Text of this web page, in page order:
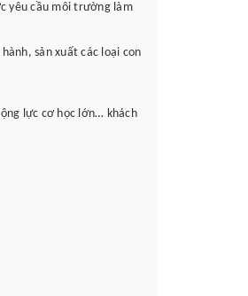
yêu cầu môi trường làm
sản xuất các loại con
lực cơ học lớn… khách